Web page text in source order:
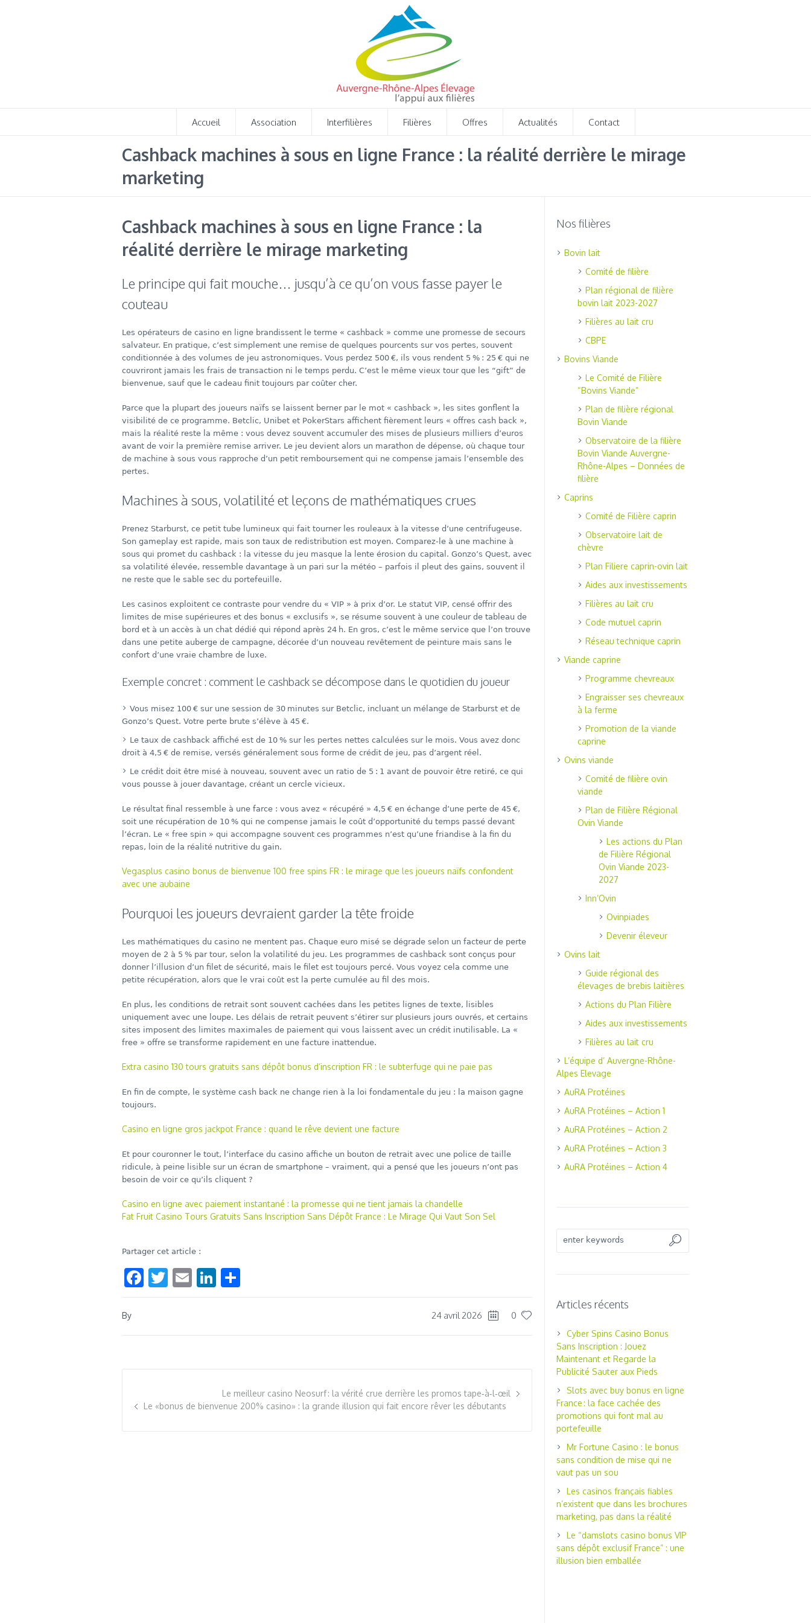
Accueil Association Interfilières Filières Offres Actualités Contact
Cashback machines à sous en ligne France : la réalité derrière le mirage
marketing
Cashback machines à sous en ligne France : la
réalité derrière le mirage marketing
Le principe qui fait mouche… jusqu’à ce qu’on vous fasse payer le
couteau
Les opérateurs de casino en ligne brandissent le terme « cashback » comme une promesse de secours
salvateur. En pratique, c’est simplement une remise de quelques pourcents sur vos pertes, souvent
conditionnée à des volumes de jeu astronomiques. Vous perdez 500 €, ils vous rendent 5 % : 25 € qui ne
couvriront jamais les frais de transaction ni le temps perdu. C’est le même vieux tour que les “gift” de
bienvenue, sauf que le cadeau finit toujours par coûter cher.
Parce que la plupart des joueurs naïfs se laissent berner par le mot « cashback », les sites gonflent la
visibilité de ce programme. Betclic, Unibet et PokerStars affichent fièrement leurs « offres cash back »,
mais la réalité reste la même : vous devez souvent accumuler des mises de plusieurs milliers d’euros
avant de voir la première remise arriver. Le jeu devient alors un marathon de dépense, où chaque tour
de machine à sous vous rapproche d’un petit remboursement qui ne compense jamais l’ensemble des
pertes.
Machines à sous, volatilité et leçons de mathématiques crues
Prenez Starburst, ce petit tube lumineux qui fait tourner les rouleaux à la vitesse d’une centrifugeuse.
Son gameplay est rapide, mais son taux de redistribution est moyen. Comparez-le à une machine à
sous qui promet du cashback : la vitesse du jeu masque la lente érosion du capital. Gonzo’s Quest, avec
sa volatilité élevée, ressemble davantage à un pari sur la météo – parfois il pleut des gains, souvent il
ne reste que le sable sec du portefeuille.
Les casinos exploitent ce contraste pour vendre du « VIP » à prix d’or. Le statut VIP, censé offrir des
limites de mise supérieures et des bonus « exclusifs », se résume souvent à une couleur de tableau de
bord et à un accès à un chat dédié qui répond après 24 h. En gros, c’est le même service que l’on trouve
dans une petite auberge de campagne, décorée d’un nouveau revêtement de peinture mais sans le
confort d’une vraie chambre de luxe.
Exemple concret : comment le cashback se décompose dans le quotidien du joueur
Vous misez 100 € sur une session de 30 minutes sur Betclic, incluant un mélange de Starburst et de
Gonzo’s Quest. Votre perte brute s’élève à 45 €.
Le taux de cashback affiché est de 10 % sur les pertes nettes calculées sur le mois. Vous avez donc
droit à 4,5 € de remise, versés généralement sous forme de crédit de jeu, pas d’argent réel.
Le crédit doit être misé à nouveau, souvent avec un ratio de 5 : 1 avant de pouvoir être retiré, ce qui
vous pousse à jouer davantage, créant un cercle vicieux.
Le résultat final ressemble à une farce : vous avez « récupéré » 4,5 € en échange d’une perte de 45 €,
soit une récupération de 10 % qui ne compense jamais le coût d’opportunité du temps passé devant
l’écran. Le « free spin » qui accompagne souvent ces programmes n’est qu’une friandise à la fin du
repas, loin de la réalité nutritive du gain.
Vegasplus casino bonus de bienvenue 100 free spins FR : le mirage que les joueurs naïfs confondent
avec une aubaine
Pourquoi les joueurs devraient garder la tête froide
Les mathématiques du casino ne mentent pas. Chaque euro misé se dégrade selon un facteur de perte
moyen de 2 à 5 % par tour, selon la volatilité du jeu. Les programmes de cashback sont conçus pour
donner l’illusion d’un filet de sécurité, mais le filet est toujours percé. Vous voyez cela comme une
petite récupération, alors que le vrai coût est la perte cumulée au fil des mois.
En plus, les conditions de retrait sont souvent cachées dans les petites lignes de texte, lisibles
uniquement avec une loupe. Les délais de retrait peuvent s’étirer sur plusieurs jours ouvrés, et certains
sites imposent des limites maximales de paiement qui vous laissent avec un crédit inutilisable. La «
free » offre se transforme rapidement en une facture inattendue.
Extra casino 130 tours gratuits sans dépôt bonus d’inscription FR : le subterfuge qui ne paie pas
En fin de compte, le système cash back ne change rien à la loi fondamentale du jeu : la maison gagne
toujours.
Casino en ligne gros jackpot France : quand le rêve devient une facture
Et pour couronner le tout, l’interface du casino affiche un bouton de retrait avec une police de taille
ridicule, à peine lisible sur un écran de smartphone – vraiment, qui a pensé que les joueurs n’ont pas
besoin de voir ce qu’ils cliquent ?
Casino en ligne avec paiement instantané : la promesse qui ne tient jamais la chandelle
Fat Fruit Casino Tours Gratuits Sans Inscription Sans Dépôt France : Le Mirage Qui Vaut Son Sel
Partager cet article :
Facebook
Twitter
EmailLinkedIn
24 avril 2026 0
By
Le meilleur casino Neosurf : la vérité crue derrière les promos tape‑à‑l‑œil
Le «bonus de bienvenue 200% casino» : la grande illusion qui fait encore rêver les débutants
Nos filières
Bovin lait
Comité de filière
Plan régional de filière
bovin lait 2023-2027
Filières au lait cru
CBPE
Bovins Viande
Le Comité de Filière
“Bovins Viande”
Plan de filière régional
Bovin Viande
Observatoire de la filière
Bovin Viande Auvergne-
Rhône-Alpes – Données de
filière
Caprins
Comité de Filière caprin
Observatoire lait de
chèvre
Plan Filiere caprin-ovin lait
Aides aux investissements
Filières au lait cru
Code mutuel caprin
Réseau technique caprin
Viande caprine
Programme chevreaux
Engraisser ses chevreaux
à la ferme
Promotion de la viande
caprine
Ovins viande
Comité de filière ovin
viande
Plan de Filière Régional
Ovin Viande
Les actions du Plan
de Filière Régional
Ovin Viande 2023-
2027
Inn’Ovin
Ovinpiades
Devenir éleveur
Ovins lait
Guide régional des
élevages de brebis laitières
Actions du Plan Filière
Aides aux investissements
Filières au lait cru
L’équipe d’ Auvergne-Rhône-
Alpes Elevage
AuRA Protéines
AuRA Protéines – Action 1
AuRA Protéines – Action 2
AuRA Protéines – Action 3
AuRA Protéines – Action 4
Articles récents
Cyber Spins Casino Bonus
Sans Inscription : Jouez
Maintenant et Regarde la
Publicité Sauter aux Pieds
Slots avec buy bonus en ligne
France : la face cachée des
promotions qui font mal au
portefeuille
Mr Fortune Casino : le bonus
sans condition de mise qui ne
vaut pas un sou
Les casinos français fiables
n’existent que dans les brochures
marketing, pas dans la réalité
Le “damslots casino bonus VIP
sans dépôt exclusif France” : une
illusion bien emballée